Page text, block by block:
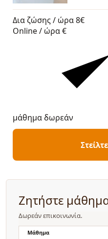
Δια ζώσης / ώρα 8€
Online / ώρα €
μάθημα δωρεάν
Ζητήστε
Δωρεάν επικοινωνία.
Μάθημα